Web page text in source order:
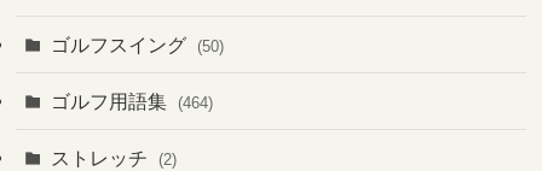
ゴルフスイング (50)
ゴルフ用語集 (464)
ストレッチ (2)